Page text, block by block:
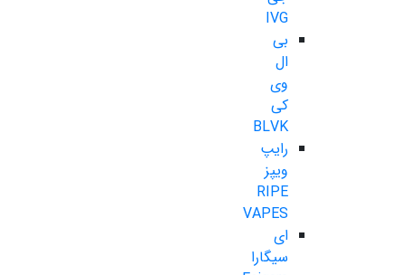
IVG
بی
ال
وی
کی
BLVK
رایپ
ویپز
RIPE
VAPES
ای
سیگارا